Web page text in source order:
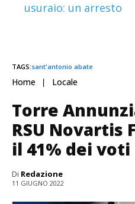
usuraio: un arresto
TAGS:sant'antonio abate
Home Locale
Torre
RSU Novartis
il 41% dei voti
Di Redazione
11 GIUGNO 2022